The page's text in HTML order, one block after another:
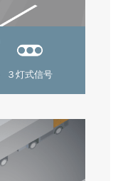
３灯式信号